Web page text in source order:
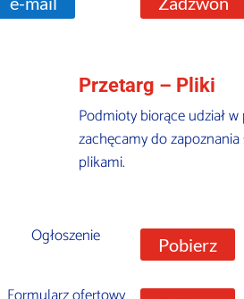
Przetarg – Pliki
Podmioty biorące udział
zachęcamy do
plikami.
Ogłoszenie Pobierz